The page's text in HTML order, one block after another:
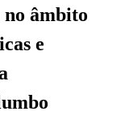
âmbito
e